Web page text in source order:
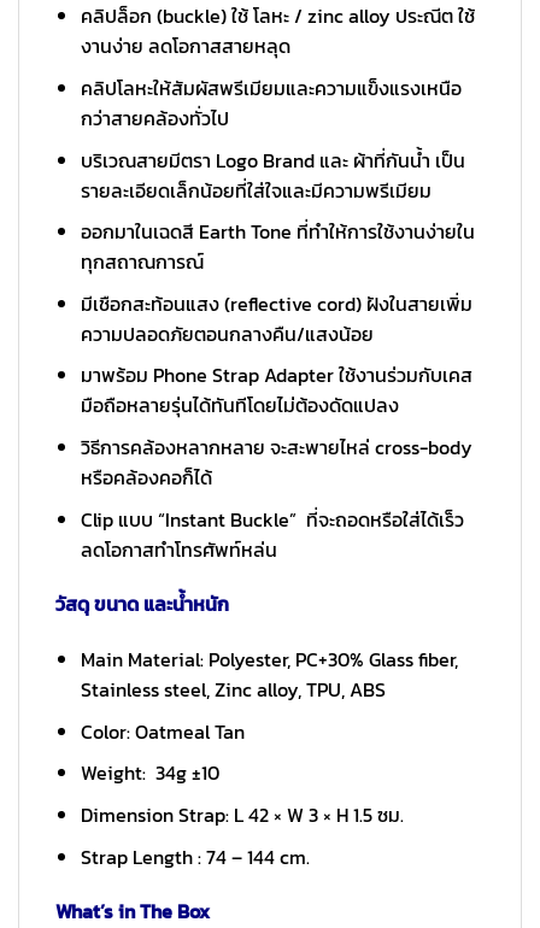
คลิปล็อก (buckle) ใช้ โลหะ / zinc alloy ประณีต ใช้
งานง่าย ลดโอกาสสายหลุด
คลิปโลหะให้สัมผัสพรีเมียมและความแข็งแรงเหนือ
กว่าสายคล้องทั่วไป
บริเวณสายมีตรา Logo Brand และ ผ้าที่กันน้ำ เป็น
รายละเอียดเล็กน้อยที่ใส่ใจและมีความพรีเมียม
ออกมาในเฉดสี Earth Tone ที่ทำให้การใช้งานง่ายใน
ทุกสถาณการณ์
มีเชือกสะท้อนแสง (reflective cord) ฝังในสายเพิ่ม
ความปลอดภัยตอนกลางคืน/แสงน้อย
มาพร้อม Phone Strap Adapter ใช้งานร่วมกับเคส
มือถือหลายรุ่นได้ทันทีโดยไม่ต้องดัดแปลง
วิธีการคล้องหลากหลาย จะสะพายไหล่ cross-body
หรือคล้องคอก็ได้
Clip แบบ “Instant Buckle” ที่จะถอดหรือใส่ได้เร็ว
ลดโอกาสทำโทรศัพท์หล่น
วัสดุ ขนาด และน้ำหนัก
Main Material: Polyester, PC+30% Glass fiber,
Stainless steel, Zinc alloy, TPU, ABS
Color: Oatmeal Tan
Weight: 34g ±10
Dimension Strap: L 42 × W 3 × H 1.5 ซม.
Strap Length : 74 – 144 cm.
What’s in The Box